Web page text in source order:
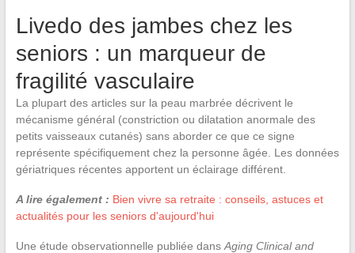
Livedo des jambes chez les
seniors : un marqueur de
fragilité vasculaire
La plupart des articles sur la peau marbrée décrivent le
mécanisme général (constriction ou dilatation anormale des
petits vaisseaux cutanés) sans aborder ce que ce signe
représente spécifiquement chez la personne âgée. Les données
gériatriques récentes apportent un éclairage différent.
A lire également : Bien vivre sa retraite : conseils, astuces et
actualités pour les seniors d'aujourd'hui
Une étude observationnelle publiée dans Aging Clinical and